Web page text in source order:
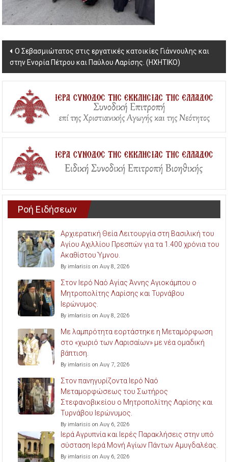
Post
navigation
Ο Σεβασμιώτατος στις εργατικές κατοικίες Γιάννουλης και
στην Ενορία Πέτρου και Παύλου Λαρίσης. (ΗΧΗΤΙΚΟ)
Ροή Ειδήσεων
Αρχιερατική Θεία Λειτουργία στη Βασιλική του
Αγίου Αχιλλίου Πρεσπών για τα 1.400 χρόνια του
Ακαθίστου Ύμνου.
By imlarisis on Αυγ 8, 2026
Στον Ιερό Ναό Αγίας Άννης Αγιοκάμπου ο
Μητροπολίτης Λαρίσης και Τυρνάβου
Ιερώνυμος.
By imlarisis on Αυγ 8, 2026
Με λαμπρότητα εορτάστηκε η Μεταμόρφωση
στο «χωριό των Λαρισαίων» με νέα ομαδική
βάπτιση.
By imlarisis on Αυγ 7, 2026
Στον πανηγυρίζοντα Ιερό Ναό
Μεταμορφώσεως του Σωτήρος
Στεφανοβικείου ο Μητροπολίτης Λαρίσης και
Τυρνάβου Ιερώνυμος.
By imlarisis on Αυγ 6, 2026
Ιερά Αγρυπνία και Ιερές Παρακλήσεις στην υπό
σύσταση Ιερά Μονή Αγίων Πάντων Αμυγδαλέας.
By imlarisis on Αυγ 6, 2026